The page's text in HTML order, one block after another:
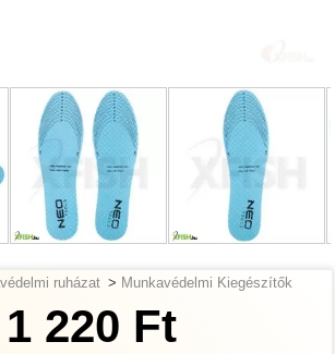
ruházat > Munkavédelmi Kiegészítők
1 220 Ft